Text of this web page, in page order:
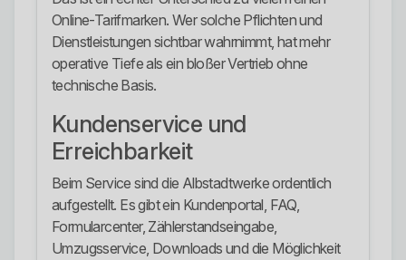
Online-Tarifmarken. Wer solche Pflichten und
Dienstleistungen sichtbar wahrnimmt, hat mehr
operative Tiefe als ein bloßer Vertrieb ohne
technische Basis.
Kundenservice und
Erreichbarkeit
Beim Service sind die Albstadtwerke ordentlich
aufgestellt. Es gibt ein Kundenportal, FAQ,
Formularcenter, Zählerstandseingabe,
Umzugsservice, Downloads und die Möglichkeit